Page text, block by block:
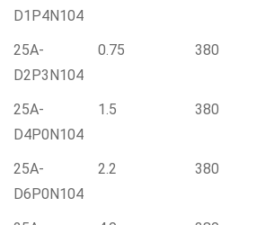
D1P4N104
25A-
D2P3N104
0.75 380
25A-
D4P0N104
1.5 380
25A-
D6P0N104
2.2 380